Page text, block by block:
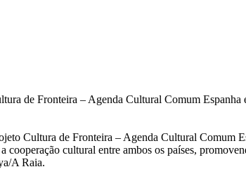
de Fronteira – Agenda Cultural Comum
Cultura de Fronteira – Agenda Cultural Comum
cultural entre ambos os países,
A Raia.